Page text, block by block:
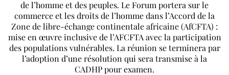
de l’homme et des peuples. Le Forum portera sur le
commerce et les droits de l’homme dans l’Accord de la
Zone de libre-échange continentale africaine (AfCFTA) :
mise en œuvre inclusive de l’AFCFTA avec la participation
des populations vulnérables. La réunion se terminera par
l’adoption d’une résolution qui sera transmise à la
CADHP pour examen.